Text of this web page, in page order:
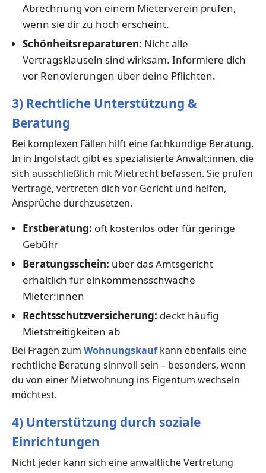
Abrechnung von einem Mieterverein prüfen,
wenn sie dir zu hoch erscheint.
Schönheitsreparaturen: Nicht alle
Vertragsklauseln sind wirksam. Informiere dich
vor Renovierungen über deine Pflichten.
3) Rechtliche Unterstützung &
Beratung
Bei komplexen Fällen hilft eine fachkundige Beratung.
In in Ingolstadt gibt es spezialisierte Anwält:innen, die
sich ausschließlich mit Mietrecht befassen. Sie prüfen
Verträge, vertreten dich vor Gericht und helfen,
Ansprüche durchzusetzen.
Erstberatung: oft kostenlos oder für geringe
Gebühr
Beratungsschein: über das Amtsgericht
erhältlich für einkommensschwache
Mieter:innen
Rechtsschutzversicherung: deckt häufig
Mietstreitigkeiten ab
Bei Fragen zum Wohnungskaufkann ebenfalls eine
rechtliche Beratung sinnvoll sein – besonders, wenn
du von einer Mietwohnung ins Eigentum wechseln
möchtest.
4) Unterstützung durch soziale
Einrichtungen
Nicht jeder kann sich eine anwaltliche Vertretung